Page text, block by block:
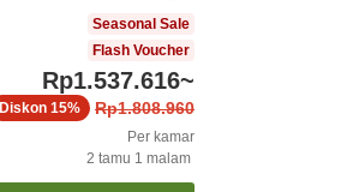
Seasonal Sale
Flash Voucher
Rp1.537.616~
Rp1.808.960
Diskon 15%
Per kamar
2 tamu 1 malam